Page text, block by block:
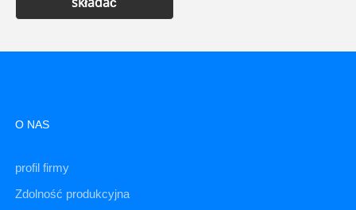
O NAS
profil firmy
Zdolność produkcyjna